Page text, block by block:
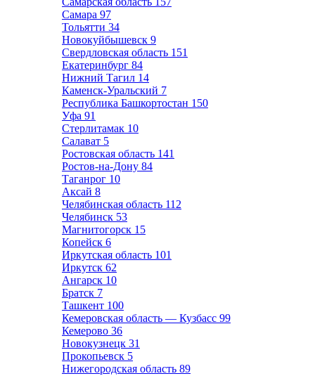
Самара 97
Тольятти 34
Новокуйбышевск 9
Свердловская область 151
Екатеринбург 84
Нижний Тагил 14
Каменск-Уральский 7
Республика Башкортостан 150
Уфа 91
Стерлитамак 10
Салават 5
Ростовская область 141
Ростов-на-Дону 84
Таганрог 10
Аксай 8
Челябинская область 112
Челябинск 53
Магнитогорск 15
Копейск 6
Иркутская область 101
Иркутск 62
Ангарск 10
Братск 7
Ташкент 100
Кемеровская область — Кузбасс 99
Кемерово 36
Новокузнецк 31
Прокопьевск 5
Нижегородская область 89